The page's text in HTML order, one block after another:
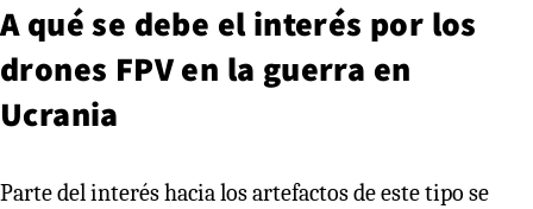
A qué se debe el interés por los
drones FPV en la guerra en
Ucrania
Parte del interés hacia los artefactos de este tipo se